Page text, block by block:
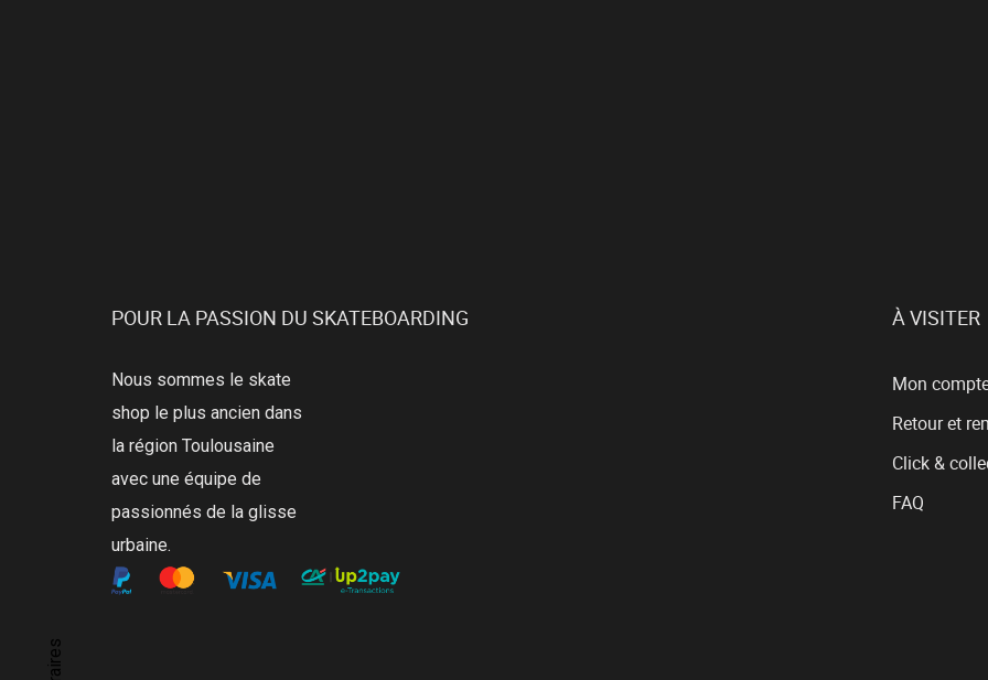
POUR LA PASSION DU SKATEBOARDING
Nous sommes le skate
shop le plus ancien dans
la région Toulousaine
avec une équipe de
passionnés de la glisse
urbaine.
À VISITER
Mon
Retour et
Click &
FAQ